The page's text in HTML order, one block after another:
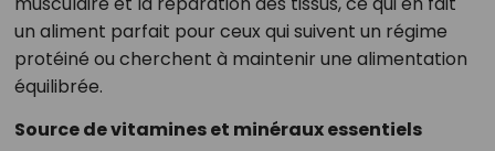
un aliment parfait pour ceux qui suivent un régime
protéiné ou cherchent à maintenir une alimentation
équilibrée.
Source de vitamines et minéraux essentiels